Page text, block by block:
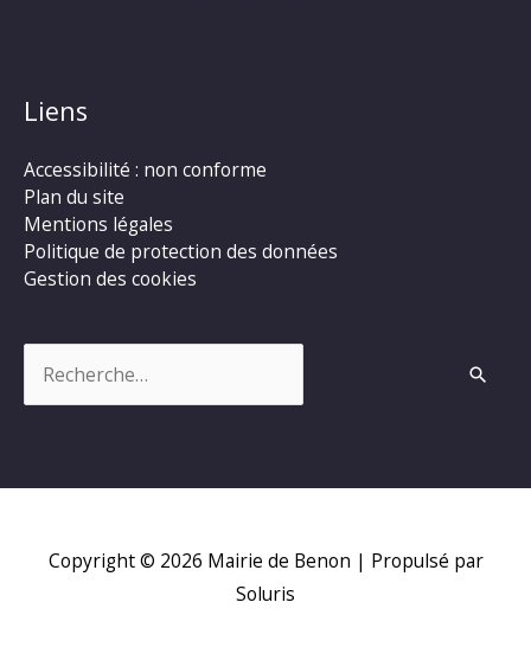
Liens
Accessibilité : non conforme
Plan du site
Mentions légales
Politique de protection des données
Gestion des cookies
Copyright © 2026 Mairie de Benon | Propulsé par
Soluris